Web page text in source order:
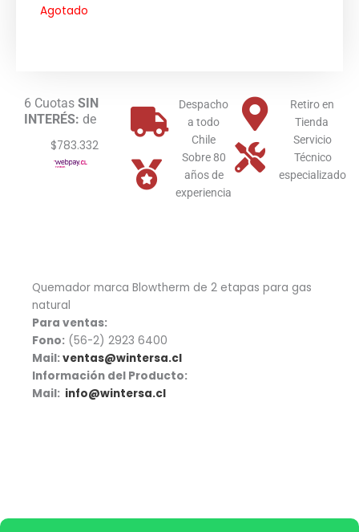
$6.859.990.
$4.699.990.
Agotado
6 Cuotas SIN
INTERÉS: de
$783.332
Despacho
a todo
Chile
Sobre 80
años de
experiencia
Retiro en
Tienda
Servicio
Técnico
especializado
Quemador marca Blowtherm de 2 etapas para gas
natural
Para ventas:
Fono: (56-2) 2923 6400
Mail:ventas@wintersa.cl
Información del Producto:
Mail: info@wintersa.cl